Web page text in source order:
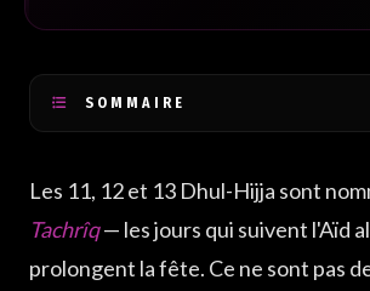
SOMMAIRE
Manger, boire, et faire dhikr
Pour les pèlerins : la lapidation des trois
Pour ceux qui ne font pas le hajj
Les 11, 12 et 13 Dhul-Hijja sont
Tachrîq— les jours qui suivent l'Aïd
prolongent la fête. Ce ne sont pas